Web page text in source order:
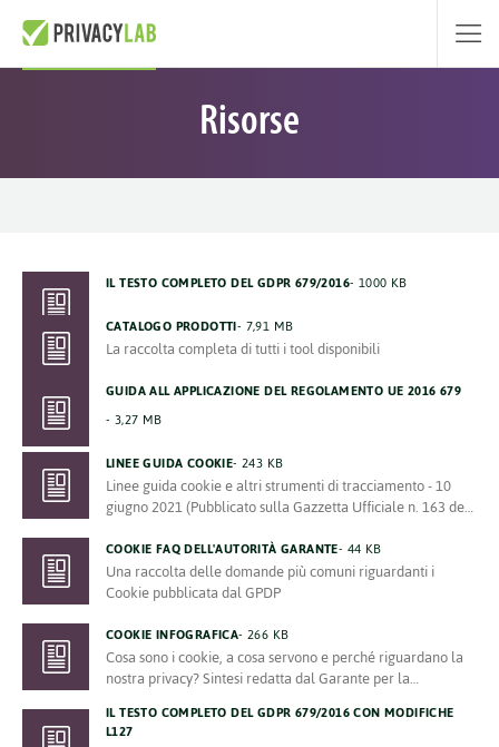
Risorse
IL TESTO COMPLETO DEL GDPR 679/2016 1000 KB
CATALOGO PRODOTTI 7,91 MB
La raccolta completa di tutti i tool disponibili
GUIDA ALL APPLICAZIONE DEL REGOLAMENTO UE 2016 679
3,27 MB
LINEE GUIDA COOKIE 243 KB
Linee guida cookie e altri strumenti di tracciamento - 10
giugno 2021 (Pubblicato sulla Gazzetta Ufficiale n. 163 del
COOKIE FAQ DELL'AUTORITÀ GARANTE 44 KB
Una raccolta delle domande più comuni riguardanti i
Cookie pubblicata dal GPDP
COOKIE INFOGRAFICA 266 KB
Cosa sono i cookie, a cosa servono e perché riguardano la
nostra privacy? Sintesi redatta dal Garante per la
IL TESTO COMPLETO DEL GDPR 679/2016 CON MODIFICHE
L127